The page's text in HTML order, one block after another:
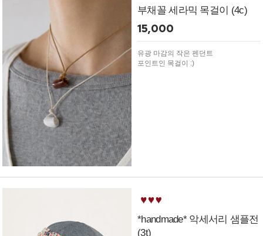
부채꼴 세라믹 목걸이 (4c)
15,000
유광 마감의 작은 펜던트
포인트인 목걸이 :)
*handmade* 악세서리 샘플전
(3t)